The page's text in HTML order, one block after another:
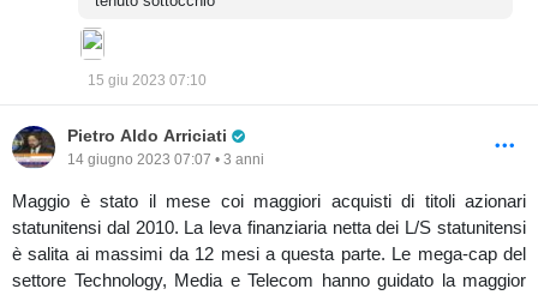
15 giu 2023 07:10
Pietro Aldo Arriciati
14 giugno 2023 07:07 • 3 anni
Maggio è stato il mese coi maggiori acquisti di titoli azionari
statunitensi dal 2010. La leva finanziaria netta dei L/S statunitensi
è salita ai massimi da 12 mesi a questa parte. Le mega-cap del
settore Technology, Media e Telecom hanno guidato la maggior